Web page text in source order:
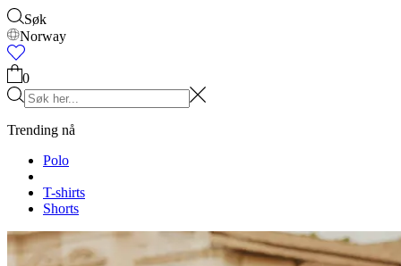
Søk
Norway
0
Trending nå
Polo
T-shirts
Shorts
T-SHIRTS